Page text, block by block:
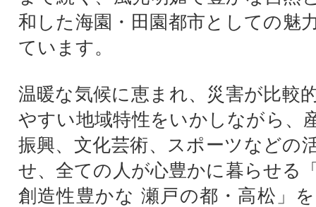
和した海園・田園都市としての魅
ています。
温暖な気候に恵まれ、災害が比較
やすい地域特性をいかしながら、
振興、文化芸術、スポーツなどの
せ、全ての人が心豊かに暮らせる
創造性豊かな 瀬戸の都・高松」